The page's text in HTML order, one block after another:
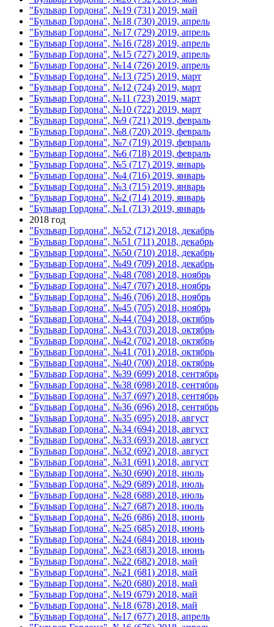
"Бульвар Гордона", №19 (731) 2019, май
"Бульвар Гордона", №18 (730) 2019, апрель
"Бульвар Гордона", №17 (729) 2019, апрель
"Бульвар Гордона", №16 (728) 2019, апрель
"Бульвар Гордона", №15 (727) 2019, апрель
"Бульвар Гордона", №14 (726) 2019, апрель
"Бульвар Гордона", №13 (725) 2019, март
"Бульвар Гордона", №12 (724) 2019, март
"Бульвар Гордона", №11 (723) 2019, март
"Бульвар Гордона", №10 (722) 2019, март
"Бульвар Гордона", №9 (721) 2019, февраль
"Бульвар Гордона", №8 (720) 2019, февраль
"Бульвар Гордона", №7 (719) 2019, февраль
"Бульвар Гордона", №6 (718) 2019, февраль
"Бульвар Гордона", №5 (717) 2019, январь
"Бульвар Гордона", №4 (716) 2019, январь
"Бульвар Гордона", №3 (715) 2019, январь
"Бульвар Гордона", №2 (714) 2019, январь
"Бульвар Гордона", №1 (713) 2019, январь
2018 год
"Бульвар Гордона", №52 (712) 2018, декабрь
"Бульвар Гордона", №51 (711) 2018, декабрь
"Бульвар Гордона", №50 (710) 2018, декабрь
"Бульвар Гордона", №49 (709) 2018, декабрь
"Бульвар Гордона", №48 (708) 2018, ноябрь
"Бульвар Гордона", №47 (707) 2018, ноябрь
"Бульвар Гордона", №46 (706) 2018, ноябрь
"Бульвар Гордона", №45 (705) 2018, ноябрь
"Бульвар Гордона", №44 (704) 2018, октябрь
"Бульвар Гордона", №43 (703) 2018, октябрь
"Бульвар Гордона", №42 (702) 2018, октябрь
"Бульвар Гордона", №41 (701) 2018, октябрь
"Бульвар Гордона", №40 (700) 2018, октябрь
"Бульвар Гордона", №39 (699) 2018, сентябрь
"Бульвар Гордона", №38 (698) 2018, сентябрь
"Бульвар Гордона", №37 (697) 2018, сентябрь
"Бульвар Гордона", №36 (696) 2018, сентябрь
"Бульвар Гордона", №35 (695) 2018, август
"Бульвар Гордона", №34 (694) 2018, август
"Бульвар Гордона", №33 (693) 2018, август
"Бульвар Гордона", №32 (692) 2018, август
"Бульвар Гордона", №31 (691) 2018, август
"Бульвар Гордона", №30 (690) 2018, июль
"Бульвар Гордона", №29 (689) 2018, июль
"Бульвар Гордона", №28 (688) 2018, июль
"Бульвар Гордона", №27 (687) 2018, июль
"Бульвар Гордона", №26 (686) 2018, июнь
"Бульвар Гордона", №25 (685) 2018, июнь
"Бульвар Гордона", №24 (684) 2018, июнь
"Бульвар Гордона", №23 (683) 2018, июнь
"Бульвар Гордона", №22 (682) 2018, май
"Бульвар Гордона", №21 (681) 2018, май
"Бульвар Гордона", №20 (680) 2018, май
"Бульвар Гордона", №19 (679) 2018, май
"Бульвар Гордона", №18 (678) 2018, май
"Бульвар Гордона", №17 (677) 2018, апрель